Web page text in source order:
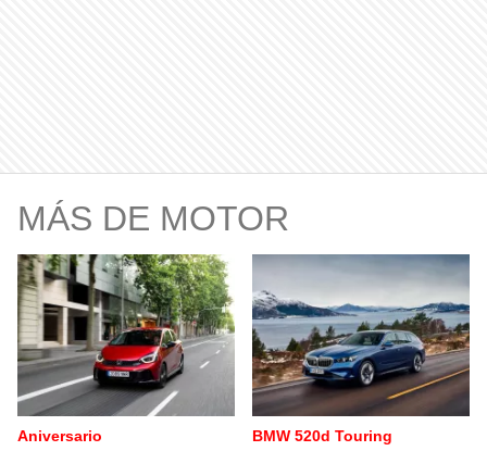
MÁS DE MOTOR
Aniversario BMW 520d Touring